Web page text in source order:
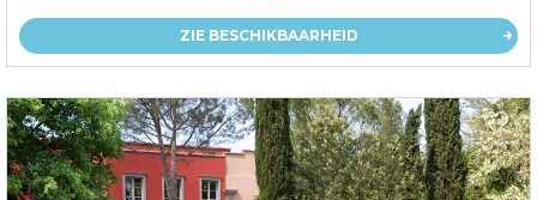
ZIE BESCHIKBAARHEID